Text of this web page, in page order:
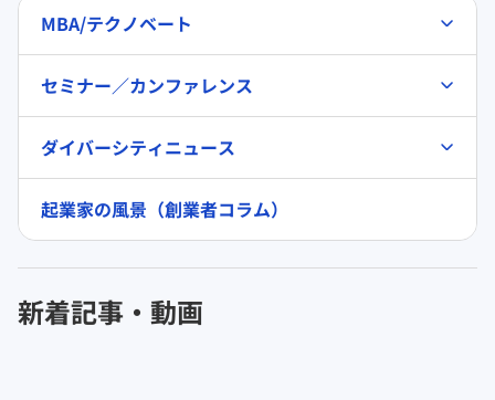
MBA/テクノベート
セミナー／カンファレンス
ダイバーシティニュース
起業家の風景（創業者コラム）
新着記事・動画